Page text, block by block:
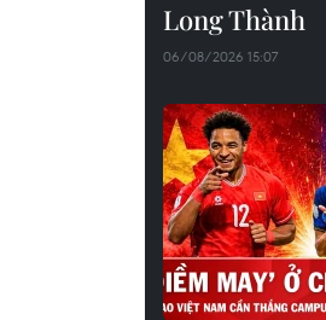
Long Thành
06/08/2026 15:07